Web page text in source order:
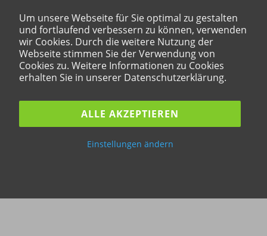
Um unsere Webseite für Sie optimal zu gestalten
und fortlaufend verbessern zu können, verwenden
wir Cookies. Durch die weitere Nutzung der
Webseite stimmen Sie der Verwendung von
Cookies zu. Weitere Informationen zu Cookies
erhalten Sie in unserer Datenschutzerklärung.
ALLE AKZEPTIEREN
Einstellungen ändern